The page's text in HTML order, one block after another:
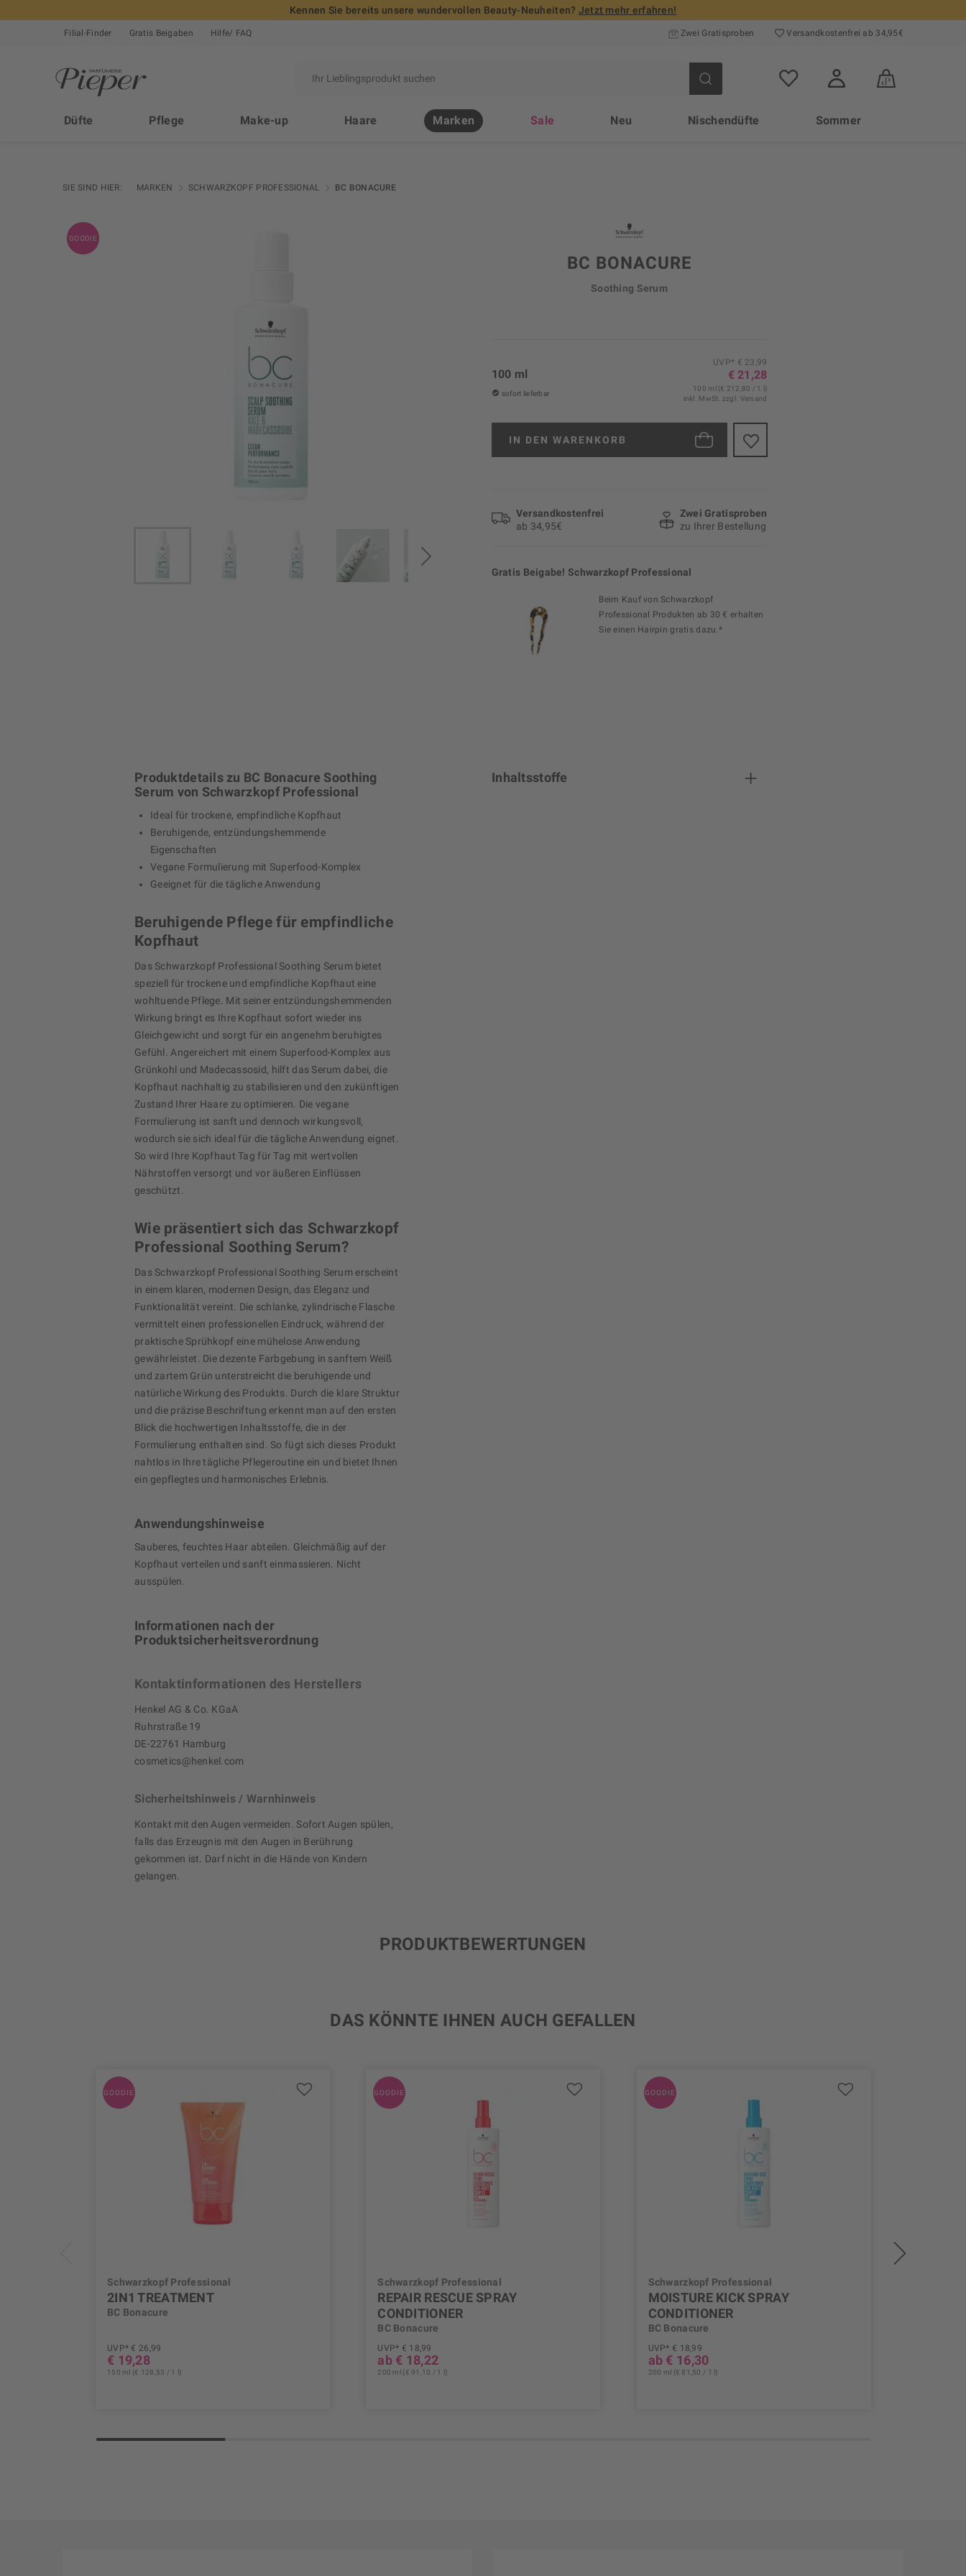
Kennen Sie bereits unsere wundervollen Beauty-Neuheiten? Jetzt mehr erfahren!
Filial-Finder Gratis Beigaben Hilfe/ FAQ Zwei Gratisproben Versand­kosten­frei ab 34,95€
Düfte Pflege Make-up Haare Marken Sale Neu Nischendüfte Sommer
SIE SIND HIER: MARKEN SCHWARZKOPF PROFESSIONAL BC BONACURE
GOODIE
BC BONACURE
Soothing Serum
UVP* € 23,99
€ 21,28
100 ml
sofort lieferbar
100 ml (€ 212,80 / 1 l)
inkl. MwSt. zzgl. Versand
IN DEN WARENKORB
Versand­kosten­frei
ab 34,95€
Zwei Gratisproben
zu Ihrer Bestellung
Gratis Beigabe! Schwarzkopf Professional
Beim Kauf von Schwarzkopf
Professional Produkten ab 30 € erhalten
Sie einen Hairpin gratis dazu.*
Produktdetails zu BC Bonacure Soothing
Serum von Schwarzkopf Professional
Ideal für trockene, empfindliche Kopfhaut
Beruhigende, entzündungshemmende
Eigenschaften
Vegane Formulierung mit Superfood-Komplex
Geeignet für die tägliche Anwendung
Beruhigende Pflege für empfindliche
Kopfhaut
Das Schwarzkopf Professional Soothing Serum bietet
speziell für trockene und empfindliche Kopfhaut eine
wohltuende Pflege. Mit seiner entzündungshemmenden
Wirkung bringt es Ihre Kopfhaut sofort wieder ins
Gleichgewicht und sorgt für ein angenehm beruhigtes
Gefühl. Angereichert mit einem Superfood-Komplex aus
Grünkohl und Madecassosid, hilft das Serum dabei, die
Kopfhaut nachhaltig zu stabilisieren und den zukünftigen
Zustand Ihrer Haare zu optimieren. Die vegane
Formulierung ist sanft und dennoch wirkungsvoll,
wodurch sie sich ideal für die tägliche Anwendung eignet.
So wird Ihre Kopfhaut Tag für Tag mit wertvollen
Nährstoffen versorgt und vor äußeren Einflüssen
geschützt.
Wie präsentiert sich das Schwarzkopf
Professional Soothing Serum?
Das Schwarzkopf Professional Soothing Serum erscheint
in einem klaren, modernen Design, das Eleganz und
Funktionalität vereint. Die schlanke, zylindrische Flasche
vermittelt einen professionellen Eindruck, während der
praktische Sprühkopf eine mühelose Anwendung
gewährleistet. Die dezente Farbgebung in sanftem Weiß
und zartem Grün unterstreicht die beruhigende und
natürliche Wirkung des Produkts. Durch die klare Struktur
und die präzise Beschriftung erkennt man auf den ersten
Blick die hochwertigen Inhaltsstoffe, die in der
Formulierung enthalten sind. So fügt sich dieses Produkt
nahtlos in Ihre tägliche Pflegeroutine ein und bietet Ihnen
ein gepflegtes und harmonisches Erlebnis.
Anwendungshinweise
Sauberes, feuchtes Haar abteilen. Gleichmäßig auf der
Kopfhaut verteilen und sanft einmassieren. Nicht
ausspülen.
Informationen nach der
Produktsicherheitsverordnung
Kontaktinformationen des Herstellers
Henkel AG & Co. KGaA
Ruhrstraße 19
DE-22761 Hamburg
cosmetics@henkel.com
Sicherheitshinweis / Warnhinweis
Kontakt mit den Augen vermeiden. Sofort Augen spülen,
falls das Erzeugnis mit den Augen in Berührung
gekommen ist. Darf nicht in die Hände von Kindern
gelangen.
Inhaltsstoffe
PRODUKTBEWERTUNGEN
DAS KÖNNTE IHNEN AUCH GEFALLEN
GOODIE
Schwarzkopf Professional
2IN1 TREATMENT
BC Bonacure
UVP* € 26,99
€ 19,28
150 ml (€ 128,53 / 1 l)
GOODIE
Schwarzkopf Professional
REPAIR RESCUE SPRAY
CONDITIONER
BC Bonacure
UVP* € 18,99
ab € 18,22
200 ml (€ 91,10 / 1 l)
GOODIE
Schwarzkopf Professional
MOISTURE KICK SPRAY
CONDITIONER
BC Bonacure
UVP* € 18,99
ab € 16,30
200 ml (€ 81,50 / 1 l)